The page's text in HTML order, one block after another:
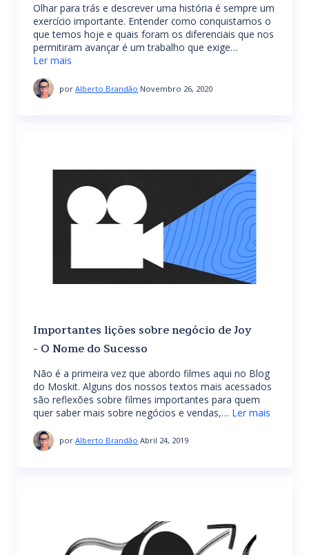
Olhar para trás e descrever uma história é sempre um
exercício importante. Entender como conquistamos o
que temos hoje e quais foram os diferenciais que nos
permitiram avançar é um trabalho que exige…
Ler mais
porAlberto Brandão Novembro 26, 2020
Importantes lições sobre negócio de Joy
- O Nome do Sucesso
Não é a primeira vez que abordo filmes aqui no Blog
do Moskit. Alguns dos nossos textos mais acessados
são reflexões sobre filmes importantes para quem
quer saber mais sobre negócios e vendas,… Ler mais
porAlberto Brandão Abril 24, 2019